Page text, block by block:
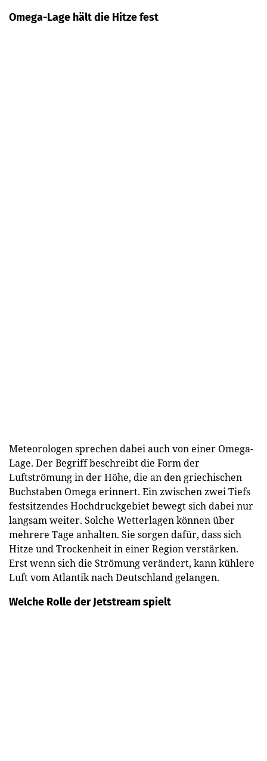
Omega-Lage hält die Hitze fest
Meteorologen sprechen dabei auch von einer Omega-
Lage. Der Begriff beschreibt die Form der
Luftströmung in der Höhe, die an den griechischen
Buchstaben Omega erinnert. Ein zwischen zwei Tiefs
festsitzendes Hochdruckgebiet bewegt sich dabei nur
langsam weiter. Solche Wetterlagen können über
mehrere Tage anhalten. Sie sorgen dafür, dass sich
Hitze und Trockenheit in einer Region verstärken.
Erst wenn sich die Strömung verändert, kann kühlere
Luft vom Atlantik nach Deutschland gelangen.
Welche Rolle der Jetstream spielt